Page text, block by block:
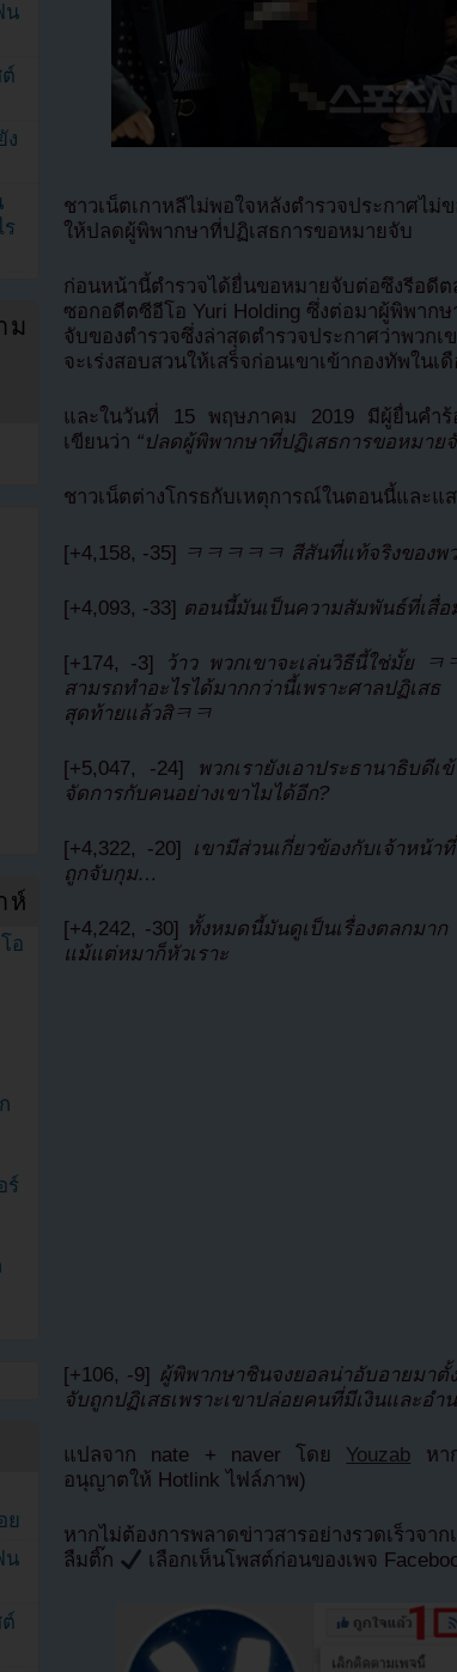
ชาวเน็ตเกาหลีไม่พอใจหลังตำรวจประกาศไ
ให้ปลดผู้พิพากษาที่ปฏิเสธการขอหมายจับ
ก่อนหน้านี้ตำรวจได้ยื่นขอหมายจับต่อซึงรีอดี
ซอกอดีตซีอีโอ Yuri Holding ซึ่งต่อมาผู้พิพาก
จับของตำรวจซึ่งล่าสุดตำรวจประกาศว่าพวก
จะเร่งสอบสวนให้เสร็จก่อนเขาเข้ากองทัพใน
และในวันที่ 15 พฤษภาคม 2019 มีผู้ยื่นคำร้อ
เขียนว่า “ปลดผู้พิพากษาที่ปฏิเสธการขอหมาย
ชาวเน็ตต่างโกรธกับเหตุการณ์ในตอนนี้และแ
[+4,158, -35] ㅋㅋㅋㅋㅋ สีสันที่แท้จริงของพ
[+4,093, -33] ตอนนี้มันเป็นความสัมพันธ์ที่เสื่อ
[+174, -3]
ว้าว พวกเขาจะเล่นวิธีนี้ใช่มั้ย ㅋ
สามรถทำอะไรได้มากกว่านี้เพราะศาลปฏิ
สุดท้ายแล้วสิㅋㅋ
[+5,047, -24]
พวกเรายังเอาประธานาธิบดีเ
จัดการกับคนอย่างเขาไมได้อีก?
[+4,322, -20]
เขามีส่วนเกี่ยวข้องกับเจ้าหน้
ถูกจับกุม…
[+4,242, -30] ทั้งหมดนี้มันดูเป็นเรื่องตลกมาก
แม้แต่หมาก็หัวเราะ
[+106, -9] ผู้พิพากษาชินจงยอลน่าอับอายมาตั้
จับถูกปฏิเสธเพราะเขาปล่อยคนที่มีเงินและอำ
แปลจาก nate + naver โดย Youzab หา
อนุญาตให้ Hotlink ไฟล์ภาพ)
หากไม่ต้องการพลาดข่าวสารอย่างรวดเร็วจ
ลืมติ๊ก
เลือกเห็นโพสต์ก่อนของเพจ
น
ง
ม
ห์
อ
ร์
ย
น